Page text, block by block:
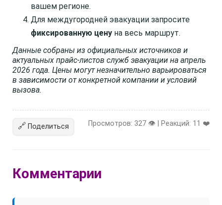
вашем регионе.
Для междугородней эвакуации запросите
фиксированную цену на весь маршрут.
Данные собраны из официальных источников и
актуальных прайс-листов служб эвакуации на апрель
2026 года. Цены могут незначительно варьироваться
в зависимости от конкретной компании и условий
вызова.
🔗 Поделиться Просмотров: 327 👁️ | Реакций: 11 ❤️
Комментарии